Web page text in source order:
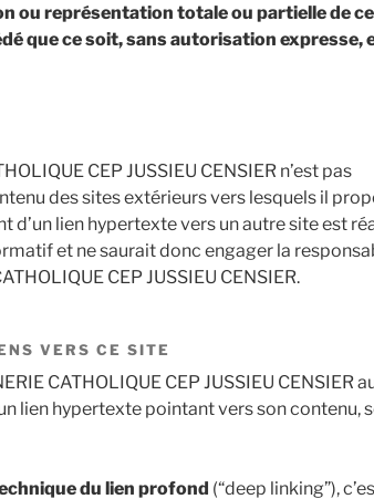
ou représentation totale ou partielle de
que ce soit, sans autorisation expresse,
CEP JUSSIEU CENSIER n’est pas
des sites extérieurs vers lesquels il
d’un lien hypertexte vers un autre site est
et ne saurait donc engager la
CEP JUSSIEU CENSIER.
VERS CE SITE
CATHOLIQUE CEP JUSSIEU CENSIER
lien hypertexte pointant vers son contenu,
du lien profond (“deep linking”),